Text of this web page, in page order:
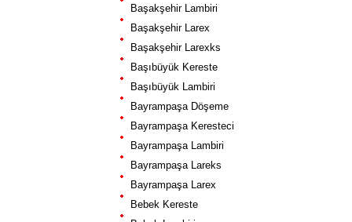
Başakşehir Lambiri
Başakşehir Larex
Başakşehir Larexks
Başıbüyük Kereste
Başıbüyük Lambiri
Bayrampaşa Döşeme
Bayrampaşa Keresteci
Bayrampaşa Lambiri
Bayrampaşa Lareks
Bayrampaşa Larex
Bebek Kereste